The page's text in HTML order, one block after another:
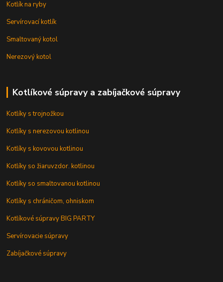
Kotlík na ryby
Servírovací kotlík
Smaltovaný kotol
Nerezový kotol
Kotlíkové súpravy a zabíjačkové súpravy
Kotlíky s trojnožkou
Kotlíky s nerezovou kotlinou
Kotlíky s kovovou kotlinou
Kotlíky so žiaruvzdor. kotlinou
Kotlíky so smaltovanou kotlinou
Kotlíky s chráničom, ohniskom
Kotlíkové súpravy BIG PARTY
Servírovacie súpravy
Zabíjačkové súpravy